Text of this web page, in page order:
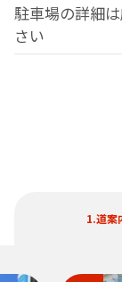
駐車場の詳細
さい
1.道案